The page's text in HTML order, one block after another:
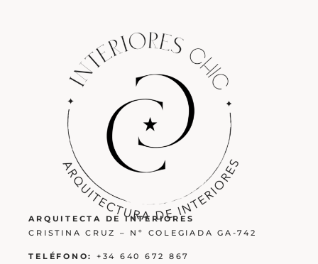
ARQUITECTA DE INTERIORES
CRISTINA CRUZ – Nº COLEGIADA GA-742
TELÉFONO:
+34 640 672 867